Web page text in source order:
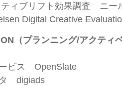
ティブリフト効果調査 ニー
Digital Creative
（プランニング/アクティ
ビス OpenSlate
タ digiads